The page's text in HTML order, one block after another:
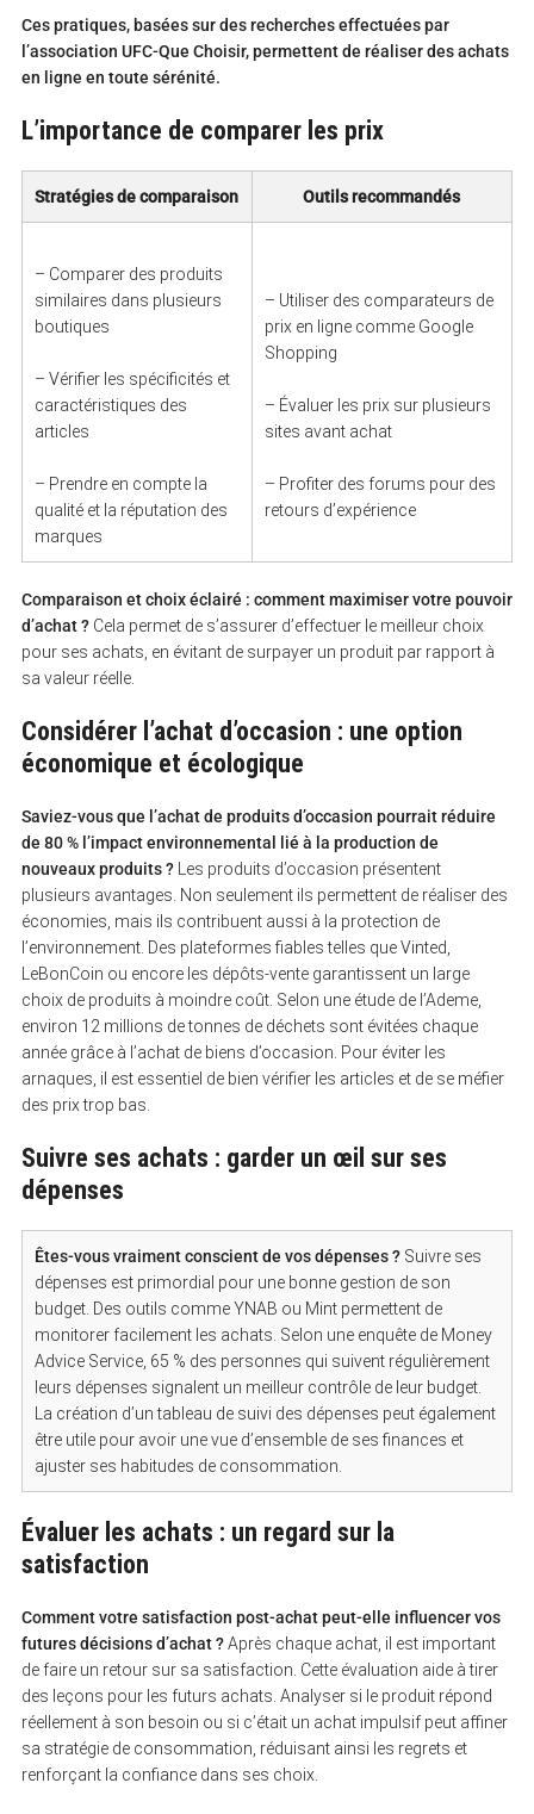
Ces pratiques, basées sur des recherches effectuées par
l’association UFC-Que Choisir, permettent de réaliser des achats
en ligne en toute sérénité.
L’importance de comparer les prix
Stratégies de comparaison Outils recommandés
– Comparer des produits
similaires dans plusieurs
boutiques
– Vérifier les spécificités et
caractéristiques des
articles
– Prendre en compte la
qualité et la réputation des
marques
– Utiliser des comparateurs de
prix en ligne comme Google
Shopping
– Évaluer les prix sur plusieurs
sites avant achat
– Profiter des forums pour des
retours d’expérience
Comparaison et choix éclairé : comment maximiser votre pouvoir
d’achat ?Cela permet de s’assurer d’effectuer le meilleur choix
pour ses achats, en évitant de surpayer un produit par rapport à
sa valeur réelle.
Considérer l’achat d’occasion : une option
économique et écologique
Saviez-vous que l’achat de produits d’occasion pourrait réduire
de 80 % l’impact environnemental lié à la production de
nouveaux produits ?Les produits d’occasion présentent
plusieurs avantages. Non seulement ils permettent de réaliser des
économies, mais ils contribuent aussi à la protection de
l’environnement. Des plateformes fiables telles que Vinted,
LeBonCoin ou encore les dépôts-vente garantissent un large
choix de produits à moindre coût. Selon une étude de l’Ademe,
environ 12 millions de tonnes de déchets sont évitées chaque
année grâce à l’achat de biens d’occasion. Pour éviter les
arnaques, il est essentiel de bien vérifier les articles et de se méfier
des prix trop bas.
Suivre ses achats : garder un œil sur ses
dépenses
Êtes-vous vraiment conscient de vos dépenses ?Suivre ses
dépenses est primordial pour une bonne gestion de son
budget. Des outils comme YNAB ou Mint permettent de
monitorer facilement les achats. Selon une enquête de Money
Advice Service, 65 % des personnes qui suivent régulièrement
leurs dépenses signalent un meilleur contrôle de leur budget.
La création d’un tableau de suivi des dépenses peut également
être utile pour avoir une vue d’ensemble de ses finances et
ajuster ses habitudes de consommation.
Évaluer les achats : un regard sur la
satisfaction
Comment votre satisfaction post-achat peut-elle influencer vos
futures décisions d’achat ?Après chaque achat, il est important
de faire un retour sur sa satisfaction. Cette évaluation aide à tirer
des leçons pour les futurs achats. Analyser si le produit répond
réellement à son besoin ou si c’était un achat impulsif peut affiner
sa stratégie de consommation, réduisant ainsi les regrets et
renforçant la confiance dans ses choix.